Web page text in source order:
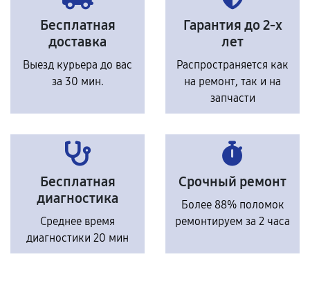
Бесплатная
доставка
Выезд курьера до вас
за 30 мин.
Гарантия до 2-х
лет
Распространяется как
на ремонт, так и на
запчасти
Бесплатная
диагностика
Среднее время
диагностики 20 мин
Срочный ремонт
Более 88% поломок
ремонтируем за 2 часа